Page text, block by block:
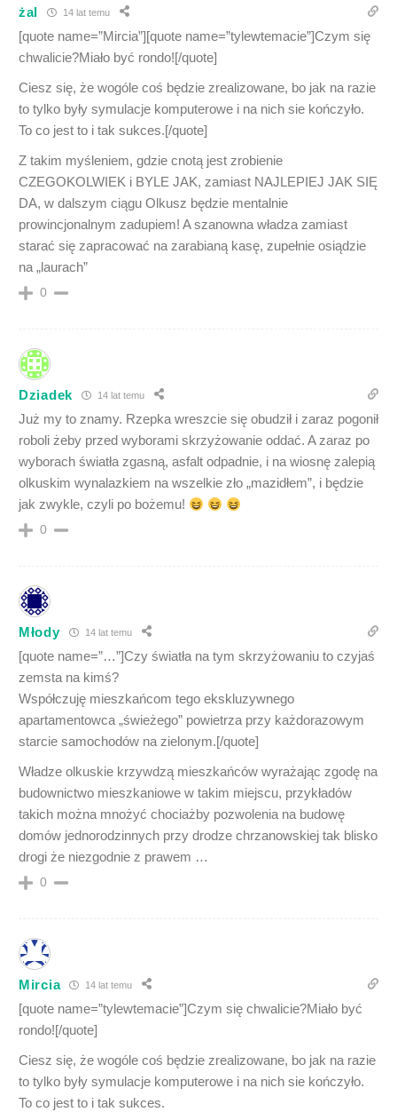
żal 14 lat temu
[quote name=”Mircia”][quote name=”tylewtemacie”]Czym się
chwalicie?Miało być rondo![/quote]
Ciesz się, że wogóle coś będzie zrealizowane, bo jak na razie
to tylko były symulacje komputerowe i na nich sie kończyło.
To co jest to i tak sukces.[/quote]
Z takim myśleniem, gdzie cnotą jest zrobienie
CZEGOKOLWIEK i BYLE JAK, zamiast NAJLEPIEJ JAK SIĘ
DA, w dalszym ciągu Olkusz będzie mentalnie
prowincjonalnym zadupiem! A szanowna władza zamiast
starać się zapracować na zarabianą kasę, zupełnie osiądzie
na „laurach”
0
Dziadek 14 lat temu
Już my to znamy. Rzepka wreszcie się obudził i zaraz pogonił
roboli żeby przed wyborami skrzyżowanie oddać. A zaraz po
wyborach światła zgasną, asfalt odpadnie, i na wiosnę zalepią
olkuskim wynalazkiem na wszelkie zło „mazidłem”, i będzie
jak zwykle, czyli po bożemu!
0
Młody 14 lat temu
[quote name=”…”]Czy światła na tym skrzyżowaniu to czyjaś
zemsta na kimś?
Współczuję mieszkańcom tego ekskluzywnego
apartamentowca „świeżego” powietrza przy każdorazowym
starcie samochodów na zielonym.[/quote]
Władze olkuskie krzywdzą mieszkańców wyrażając zgodę na
budownictwo mieszkaniowe w takim miejscu, przykładów
takich można mnożyć chociażby pozwolenia na budowę
domów jednorodzinnych przy drodze chrzanowskiej tak blisko
drogi że niezgodnie z prawem …
0
Mircia 14 lat temu
[quote name=”tylewtemacie”]Czym się chwalicie?Miało być
rondo![/quote]
Ciesz się, że wogóle coś będzie zrealizowane, bo jak na razie
to tylko były symulacje komputerowe i na nich sie kończyło.
To co jest to i tak sukces.